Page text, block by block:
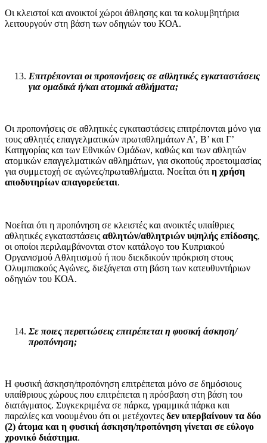
Οι κλειστοί και ανοικτοί χώροι άθλησης και τα κολυμβητήρια
λειτουργούν στη βάση των οδηγιών του ΚΟΑ.
Επιτρέπονται οι προπονήσεις σε αθλητικές εγκαταστάσεις
για ομαδικά ή/και ατομικά αθλήματα;
Οι προπονήσεις σε αθλητικές εγκαταστάσεις επιτρέπονται μόνο για
τους αθλητές επαγγελματικών πρωταθλημάτων Α’, Β’ και Γ’
Κατηγορίας και των Εθνικών Ομάδων, καθώς και των αθλητών
ατομικών επαγγελματικών αθλημάτων, για σκοπούς προετοιμασίας
για συμμετοχή σε αγώνες/πρωταθλήματα. Νοείται ότι η χρήση
αποδυτηρίων απαγορεύεται.
Νοείται ότι η προπόνηση σε κλειστές και ανοικτές υπαίθριες
αθλητικές εγκαταστάσεις αθλητών/αθλητριών υψηλής επίδοσης,
οι οποίοι περιλαμβάνονται στον κατάλογο του Κυπριακού
Οργανισμού Αθλητισμού ή που διεκδικούν πρόκριση στους
Ολυμπιακούς Αγώνες, διεξάγεται στη βάση των κατευθυντήριων
οδηγιών του ΚΟΑ.
Σε ποιες περιπτώσεις επιτρέπεται η φυσική άσκηση/
προπόνηση;
Η φυσική άσκηση/προπόνηση επιτρέπεται μόνο σε δημόσιους
υπαίθριους χώρους που επιτρέπεται η πρόσβαση στη βάση του
διατάγματος. Συγκεκριμένα σε πάρκα, γραμμικά πάρκα και
παραλίες και νοουμένου ότι οι μετέχοντες δεν υπερβαίνουν τα δύο
(2) άτομα και η φυσική άσκηση/προπόνηση γίνεται σε εύλογο
χρονικό διάστημα.